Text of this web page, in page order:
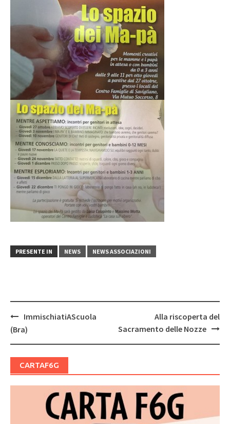
PRESENTE IN NEWS NEWS ASSOCIAZIONI
Post
navigation
ImmischiatiAScuola
(Bra)
Alla riscoperta del
Sacramento delle Nozze
CARTAF6G